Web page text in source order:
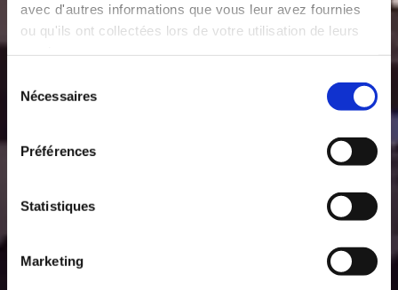
avec d'autres informations que vous leur avez fournies
ou qu'ils ont collectées lors de votre utilisation de leurs
Nécessaires
Préférences
Statistiques
Marketing